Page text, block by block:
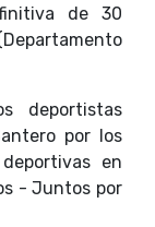
de 30
deportistas
por los
en
- Juntos por